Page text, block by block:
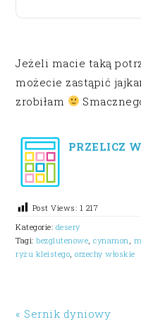
Jeżeli macie taką
możecie zastąpić
zrobiłam
PRZELICZ
Post Views: 1 217
Kategorie: desery
Tagi:bezglutenowe,cynamon,
ryżu kleistego,orzechy włoskie
« Sernik dyniowy